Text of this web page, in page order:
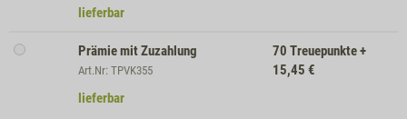
lieferbar
Prämie mit Zuzahlung
Art.Nr: TPVK355
70 Treuepunkte+
15,45 €
lieferbar